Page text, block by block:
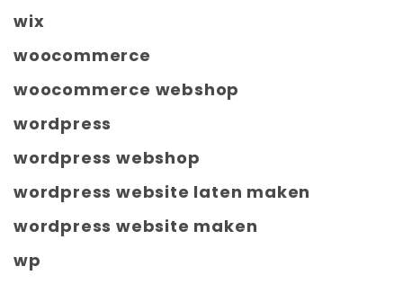
wix
woocommerce
woocommerce webshop
wordpress
wordpress webshop
wordpress website laten maken
wordpress website maken
wp